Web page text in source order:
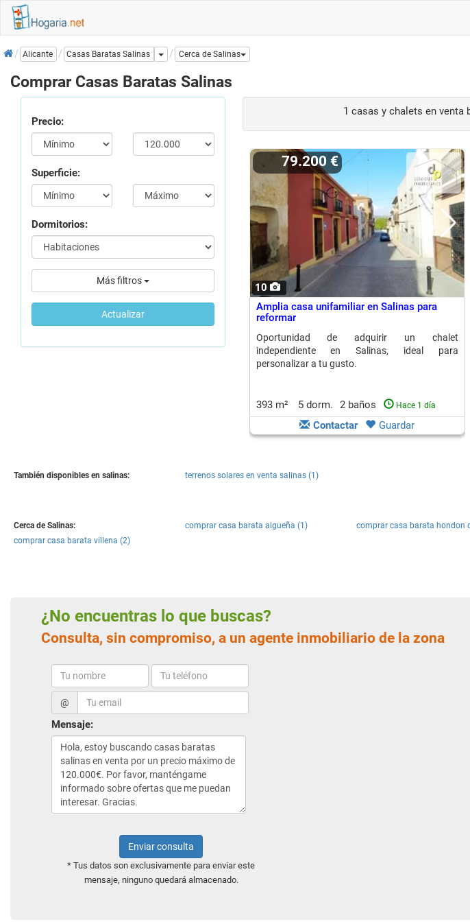
InicioAlicante Casas Baratas Salinas Dropdown
Cerca de Salinas
Comprar Casas Baratas Salinas
Precio:
Superficie:
Dormitorios:
Más filtros
Actualizar
1 casas y chalets en
10
79.200 €
Amplia casa unifamiliar en Salinas para
reformar
Oportunidad de adquirir un chalet
independiente en Salinas, ideal para
personalizar a tu gusto.
393 m² 5 dorm. 2 baños Hace 1 día
Contactar Guardar
También disponibles en salinas: terrenos solares en venta salinas (1)
Cerca de Salinas: comprar casa barata algueña (1) comprar casa barata hondon
comprar casa barata villena (2)
¿No encuentras lo que buscas?
Consulta, sin compromiso, a un agente inmobiliario de la zona
@
Mensaje:
Enviar consulta
* Tus datos son exclusivamente para enviar este
mensaje, ninguno quedará almacenado.